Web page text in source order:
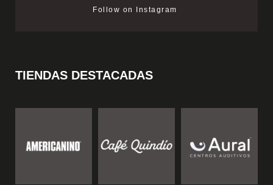
Follow on Instagram
TIENDAS DESTACADAS